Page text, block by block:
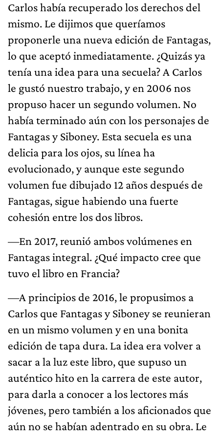
Carlos había recuperado los derechos del
mismo. Le dijimos que queríamos
proponerle una nueva edición de Fantagas,
lo que aceptó inmediatamente. ¿Quizás ya
tenía una idea para una secuela? A Carlos
le gustó nuestro trabajo, y en 2006 nos
propuso hacer un segundo volumen. No
había terminado aún con los personajes de
Fantagas y Siboney. Esta secuela es una
delicia para los ojos, su línea ha
evolucionado, y aunque este segundo
volumen fue dibujado 12 años después de
Fantagas, sigue habiendo una fuerte
cohesión entre los dos libros.
—En 2017, reunió ambos volúmenes en
Fantagas integral. ¿Qué impacto cree que
tuvo el libro en Francia?
—A principios de 2016, le propusimos a
Carlos que Fantagas y Siboney se reunieran
en un mismo volumen y en una bonita
edición de tapa dura. La idea era volver a
sacar a la luz este libro, que supuso un
auténtico hito en la carrera de este autor,
para darla a conocer a los lectores más
jóvenes, pero también a los aficionados que
aún no se habían adentrado en su obra. Le